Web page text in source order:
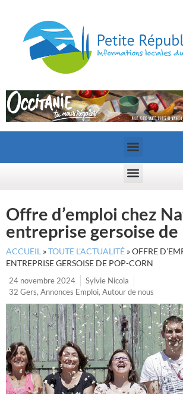
Offre d’emploi chez
entreprise gersoise de
ACCUEIL »TOUTE L’ACTUALITÉ »OFFRE
ENTREPRISE GERSOISE DE POP-CORN
24 novembre 2024
Sylvie Nicola
32 Gers, Annonces Emploi, Autour de nous